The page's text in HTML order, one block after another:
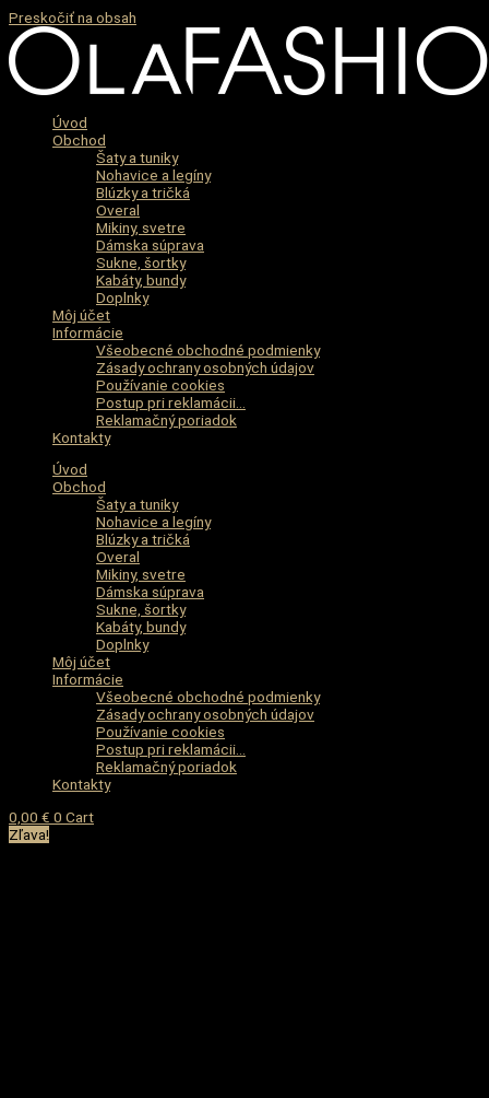
Preskočiť na obsah
Úvod
Obchod
Šaty a tuniky
Nohavice a legíny
Blúzky a tričká
Overal
Mikiny, svetre
Dámska súprava
Sukne, šortky
Kabáty, bundy
Doplnky
Môj účet
Informácie
Všeobecné obchodné podmienky
Zásady ochrany osobných údajov
Používanie cookies
Postup pri reklamácii…
Reklamačný poriadok
Kontakty
Úvod
Obchod
Šaty a tuniky
Nohavice a legíny
Blúzky a tričká
Overal
Mikiny, svetre
Dámska súprava
Sukne, šortky
Kabáty, bundy
Doplnky
Môj účet
Informácie
Všeobecné obchodné podmienky
Zásady ochrany osobných údajov
Používanie cookies
Postup pri reklamácii…
Reklamačný poriadok
Kontakty
0,00 € 0 Cart
Zľava!